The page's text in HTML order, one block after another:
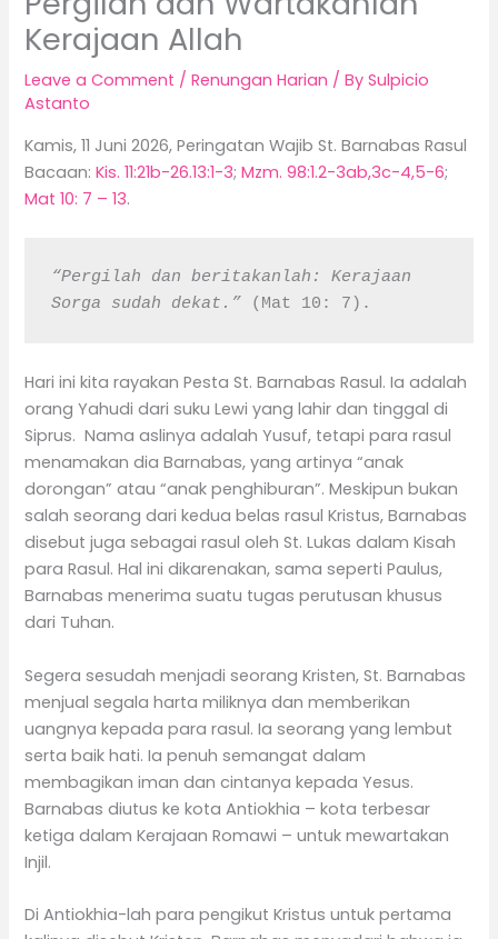
Kerajaan Allah
Leave a Comment /Renungan Harian / BySulpicio
Astanto
Kamis, 11 Juni 2026, Peringatan Wajib St. Barnabas Rasul
Bacaan:Kis. 11:21b-26.13:1-3;Mzm. 98:1.2-3ab,3c-4,5-6;
Mat 10: 7 – 13.
“Pergilah dan beritakanlah: Kerajaan
Sorga sudah dekat.” (Mat 10: 7).
Hari ini kita rayakan Pesta St. Barnabas Rasul. Ia adalah
orang Yahudi dari suku Lewi yang lahir dan tinggal di
Siprus. Nama aslinya adalah Yusuf, tetapi para rasul
menamakan dia Barnabas, yang artinya “anak
dorongan” atau “anak penghiburan”. Meskipun bukan
salah seorang dari kedua belas rasul Kristus, Barnabas
disebut juga sebagai rasul oleh St. Lukas dalam Kisah
para Rasul. Hal ini dikarenakan, sama seperti Paulus,
Barnabas menerima suatu tugas perutusan khusus
dari Tuhan.
Segera sesudah menjadi seorang Kristen, St. Barnabas
menjual segala harta miliknya dan memberikan
uangnya kepada para rasul. Ia seorang yang lembut
serta baik hati. Ia penuh semangat dalam
membagikan iman dan cintanya kepada Yesus.
Barnabas diutus ke kota Antiokhia – kota terbesar
ketiga dalam Kerajaan Romawi – untuk mewartakan
Injil.
Di Antiokhia-lah para pengikut Kristus untuk pertama